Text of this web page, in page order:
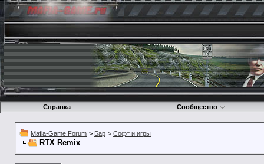
Справка Сообщество
Mafia-Game Forum > Бар > Софт и игры
RTX Remix